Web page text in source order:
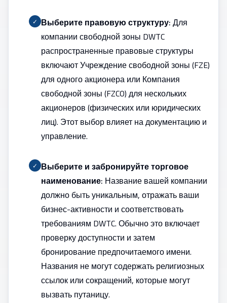
✓ Выберите правовую структуру:Для
компании свободной зоны DWTC
распространенные правовые структуры
включают Учреждение свободной зоны (FZE)
для одного акционера или Компания
свободной зоны (FZCO) для нескольких
акционеров (физических или юридических
лиц). Этот выбор влияет на документацию и
управление.
✓ Выберите и забронируйте торговое
наименование: Название вашей компании
должно быть уникальным, отражать ваши
бизнес-активности и соответствовать
требованиям DWTC. Обычно это включает
проверку доступности и затем
бронирование предпочитаемого имени.
Названия не могут содержать религиозных
ссылок или сокращений, которые могут
вызвать путаницу.